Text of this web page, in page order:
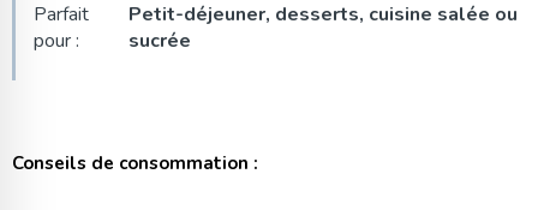
Parfait
pour :
Petit-déjeuner, desserts, cuisine salée ou
sucrée
Conseils de consommation :